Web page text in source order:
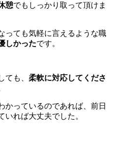
憩でもしっかり取って頂けま
っても気軽に言えるような職
しかったです。
ても、 柔軟に対応してくださ
かっているのであれば、前日
いれば大丈夫でした。